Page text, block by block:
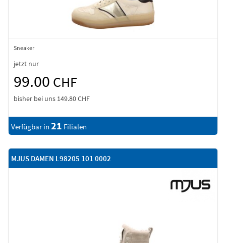
Sneaker
jetzt nur
99.00 CHF
bisher bei uns 149.80 CHF
Verfügbar in 21 Filialen
MJUS DAMEN L98205 101 0002